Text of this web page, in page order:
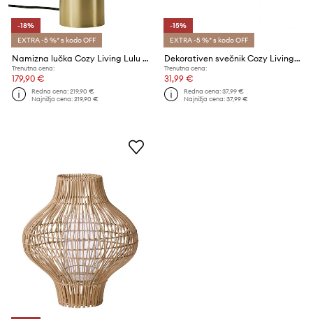
-18%
EXTRA -5 %* s kodo OFF
Namizna lučka Cozy Living Lulu Lamp
Trenutna cena:
179,90 €
Redna cena:219,90 €
Najnižja cena:219,90 €
-15%
EXTRA -5 %* s kodo OFF
Dekorativen svečnik Cozy Living Disree Candle Holder
Trenutna cena:
31,99 €
Redna cena:37,99 €
Najnižja cena:37,99 €